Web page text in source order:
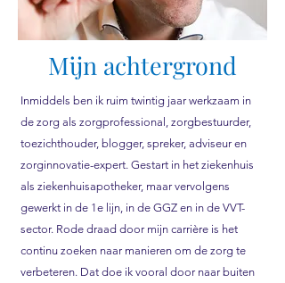
Mijn achtergrond
Inmiddels ben ik ruim twintig jaar werkzaam in
de zorg als zorgprofessional, zorgbestuurder,
toezichthouder, blogger, spreker, adviseur en
zorginnovatie-expert. Gestart in het ziekenhuis
als ziekenhuisapotheker, maar vervolgens
gewerkt in de 1e lijn, in de GGZ en in de VVT-
sector. Rode draad door mijn carrière is het
continu zoeken naar manieren om de zorg te
verbeteren. Dat doe ik vooral door naar buiten